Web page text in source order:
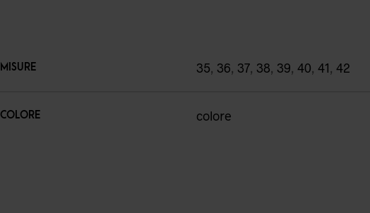
MISURE 35, 36, 37, 38, 39, 40, 41, 42
COLORE colore